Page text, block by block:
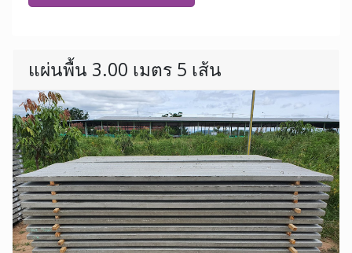
แผ่นพื้น 3.00 เมตร 5 เส้น